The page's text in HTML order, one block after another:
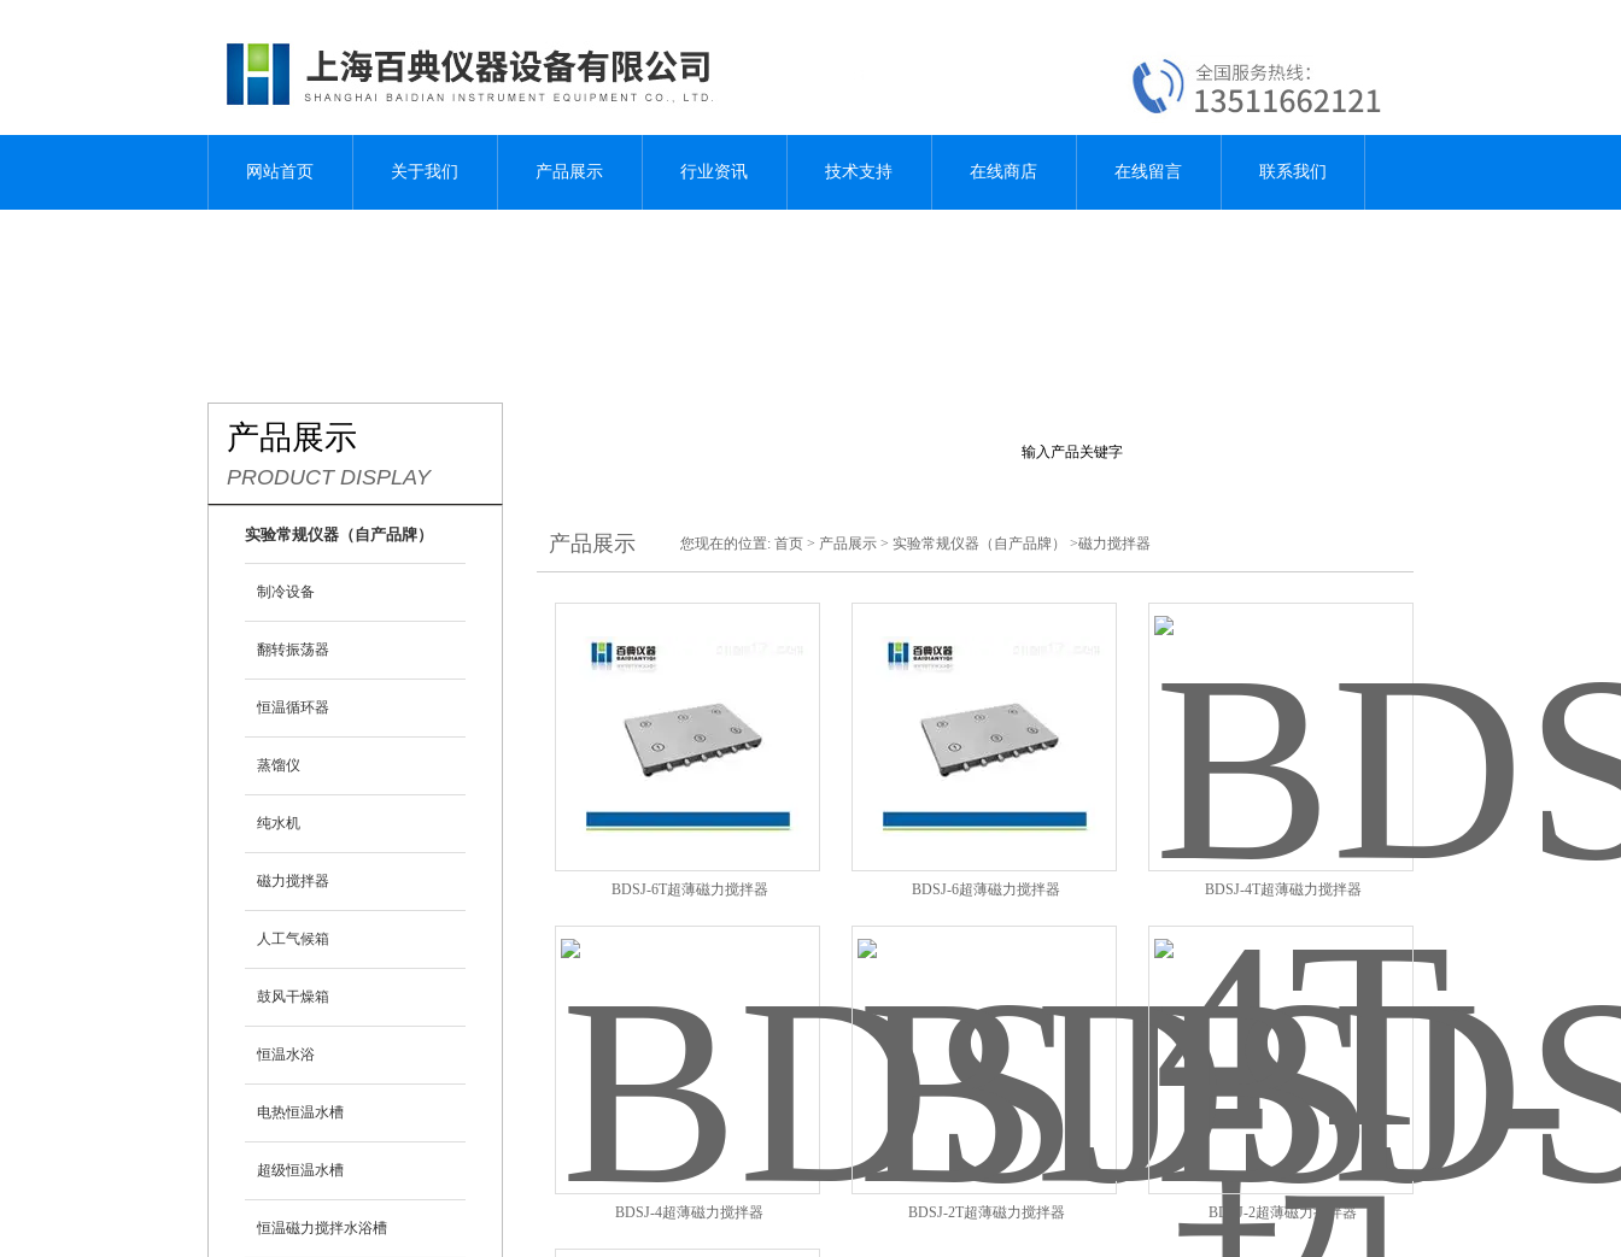
网站首页 关于我们 产品展示 行业资讯 技术支持 在线商店 在线留言 联系我们
产品展示
PRODUCT DISPLAY
实验常规仪器（自产品牌）
制冷设备
翻转振荡器
恒温循环器
蒸馏仪
纯水机
磁力搅拌器
人工气候箱
鼓风干燥箱
恒温水浴
电热恒温水槽
超级恒温水槽
恒温磁力搅拌水浴槽
产品展示 您现在的位置: 首页 > 产品展示 > 实验常规仪器（自产品牌） >磁力搅拌器
BDSJ-6T超薄磁力搅拌器 BDSJ-6超薄磁力搅拌器 BDSJ-4T超薄磁力搅拌器
BDSJ-4超薄磁力搅拌器 BDSJ-2T超薄磁力搅拌器 BDSJ-2超薄磁力搅拌器